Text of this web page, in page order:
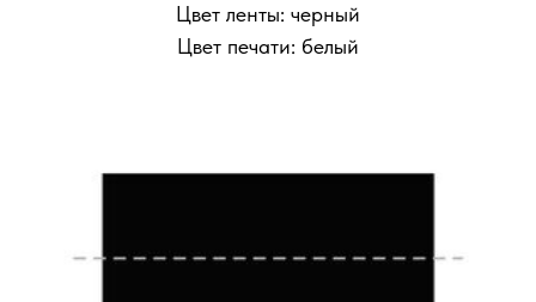
Цвет ленты: черный
Цвет печати: белый